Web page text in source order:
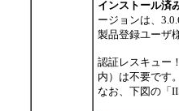
インストール済
ージョンは、
製品登録ユーザ
認証レスキュー
内）は不要です
なお、下図の「